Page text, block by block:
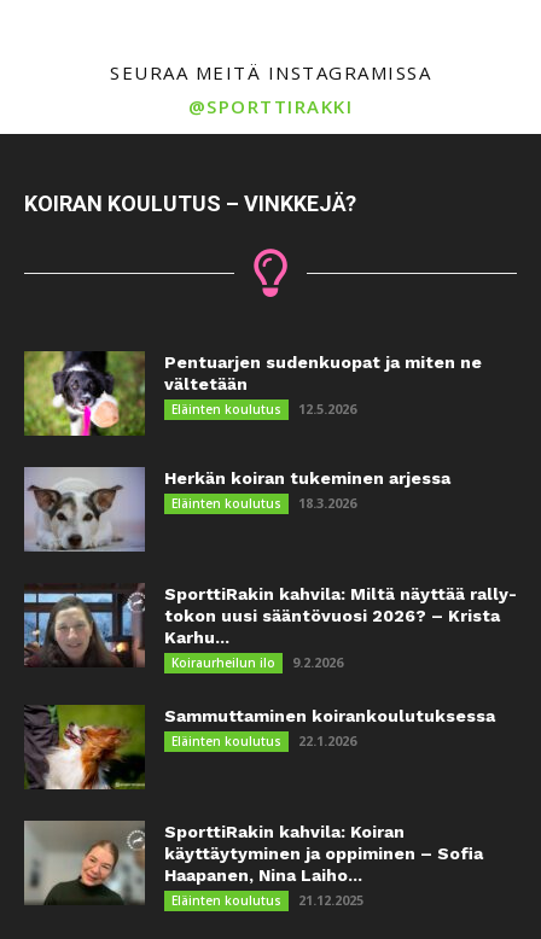
SEURAA MEITÄ INSTAGRAMISSA
@SPORTTIRAKKI
KOIRAN KOULUTUS – VINKKEJÄ?
Pentuarjen sudenkuopat ja miten ne
vältetään
Eläinten koulutus 12.5.2026
Herkän koiran tukeminen arjessa
Eläinten koulutus 18.3.2026
SporttiRakin kahvila: Miltä näyttää rally-
tokon uusi sääntövuosi 2026? – Krista
Karhu...
Koiraurheilun ilo 9.2.2026
Sammuttaminen koirankoulutuksessa
Eläinten koulutus 22.1.2026
SporttiRakin kahvila: Koiran
käyttäytyminen ja oppiminen – Sofia
Haapanen, Nina Laiho...
Eläinten koulutus 21.12.2025